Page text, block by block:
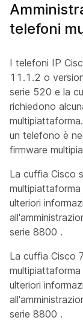
telefoni
I telefoni IP
11.1.2 o
serie 520 e la
richiedono
un telefono è
firmware
La cuffia Cisco
ulteriori
serie 8800 .
La cuffia Cisco
ulteriori
serie 8800 .